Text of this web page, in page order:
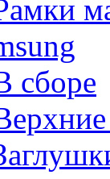
сборе